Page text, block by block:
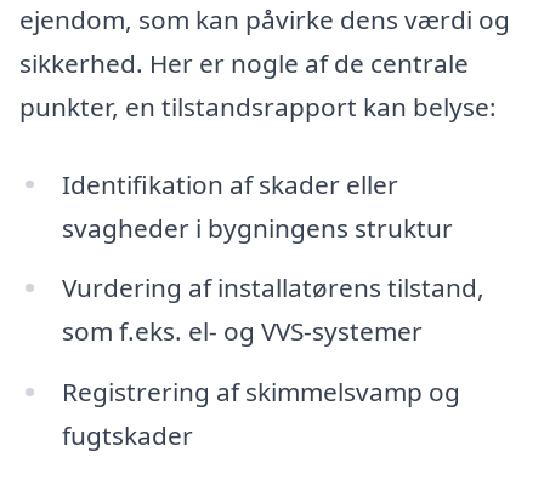
ejendom, som kan påvirke dens værdi og
sikkerhed. Her er nogle af de centrale
punkter, en tilstandsrapport kan belyse:
Identifikation af skader eller
svagheder i bygningens struktur
Vurdering af installatørens tilstand,
som f.eks. el- og VVS-systemer
Registrering af skimmelsvamp og
fugtskader